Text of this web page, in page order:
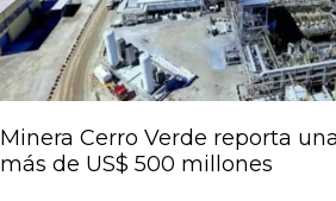
Minera Cerro Verde reporta
más de US$ 500 millones